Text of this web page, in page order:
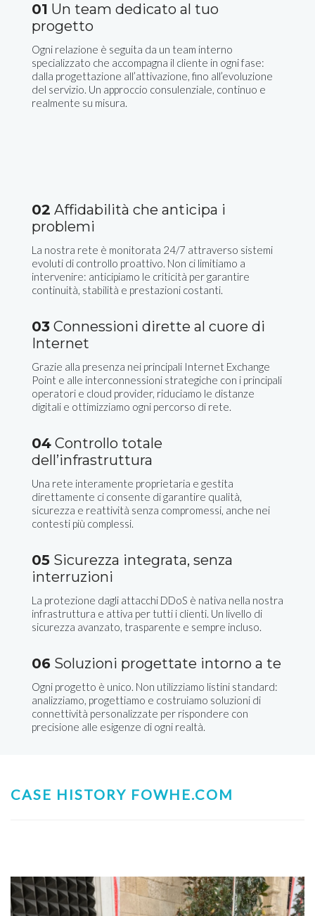
01 Un team dedicato al tuo
progetto
Ogni relazione è seguita da un team interno
specializzato che accompagna il cliente in ogni fase:
dalla progettazione all’attivazione, fino all’evoluzione
del servizio. Un approccio consulenziale, continuo e
realmente su misura.
02 Affidabilità che anticipa i
problemi
La nostra rete è monitorata 24/7 attraverso sistemi
evoluti di controllo proattivo. Non ci limitiamo a
intervenire: anticipiamo le criticità per garantire
continuità, stabilità e prestazioni costanti.
03 Connessioni dirette al cuore di
Internet
Grazie alla presenza nei principali Internet Exchange
Point e alle interconnessioni strategiche con i principali
operatori e cloud provider, riduciamo le distanze
digitali e ottimizziamo ogni percorso di rete.
04 Controllo totale
dell’infrastruttura
Una rete interamente proprietaria e gestita
direttamente ci consente di garantire qualità,
sicurezza e reattività senza compromessi, anche nei
contesti più complessi.
05 Sicurezza integrata, senza
interruzioni
La protezione dagli attacchi DDoS è nativa nella nostra
infrastruttura e attiva per tutti i clienti. Un livello di
sicurezza avanzato, trasparente e sempre incluso.
06 Soluzioni progettate intorno a te
Ogni progetto è unico. Non utilizziamo listini standard:
analizziamo, progettiamo e costruiamo soluzioni di
connettività personalizzate per rispondere con
precisione alle esigenze di ogni realtà.
CASE HISTORY FOWHE.COM